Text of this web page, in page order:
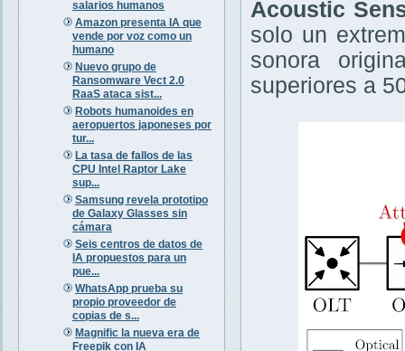
salarios humanos
Amazon presenta IA que
vende por voz como un
humano
Nuevo grupo de
Ransomware Vect 2.0
RaaS ataca sist...
Robots humanoides en
aeropuertos japoneses por
tur...
La tasa de fallos de las
CPU Intel Raptor Lake
sup...
Samsung revela prototipo
de Galaxy Glasses sin
cámara
Seis centros de datos de
IA propuestos para un
pue...
WhatsApp prueba su
propio proveedor de
copias de s...
Magnific la nueva era de
Freepik con IA
Acoustic
solo un
sonora
superiores a